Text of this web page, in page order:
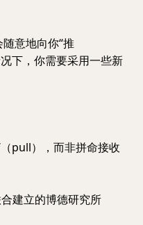
意地向你“推
下，你需要采用一些新
pull），而非拼命接收
建立的博德研究所